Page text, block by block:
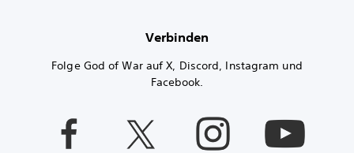
Verbinden
Folge God of War auf X, Discord, Instagram und
Facebook.